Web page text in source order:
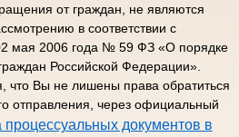
от граждан, не являются
в соответствии с
мая 2006 года № 59 ФЗ «О порядке
Российской Федерации».
что Вы не лишены права обратиться
отправления, через официальный
процессуальных документов в